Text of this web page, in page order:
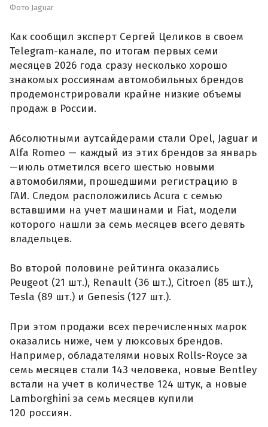
Фото Jaguar
Как сообщил эксперт Сергей Целиков в своем
Telegram-канале, по итогам первых семи
месяцев 2026 года сразу несколько хорошо
знакомых россиянам автомобильных брендов
продемонстрировали крайне низкие объемы
продаж в России.
Абсолютными аутсайдерами стали Opel, Jaguar и
Alfa Romeo — каждый из этих брендов за январь
—июль отметился всего шестью новыми
автомобилями, прошедшими регистрацию в
ГАИ. Следом расположились Acura с семью
вставшими на учет машинами и Fiat, модели
которого нашли за семь месяцев всего девять
владельцев.
Во второй половине рейтинга оказались
Peugeot (21 шт.), Renault (36 шт.), Citroen (85 шт.),
Tesla (89 шт.) и Genesis (127 шт.).
При этом продажи всех перечисленных марок
оказались ниже, чем у люксовых брендов.
Например, обладателями новых Rolls-Royce за
семь месяцев стали 143 человека, новые Bentley
встали на учет в количестве 124 штук, а новые
Lamborghini за семь месяцев купили
120 россиян.